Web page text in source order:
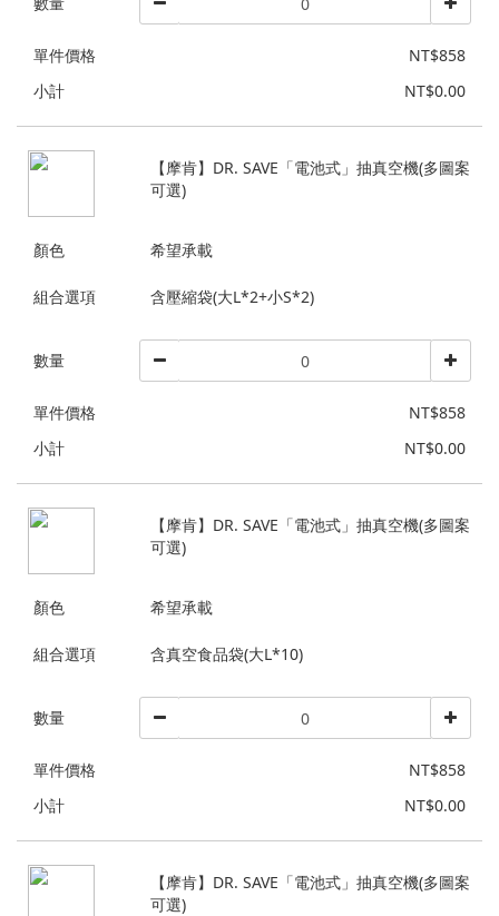
單件價格
NT$858
小計
NT$0.00
【摩肯】DR. SAVE「電池式」抽真空機(多圖案
可選)
顏色 希望承載
組合選項 含壓縮袋(大L*2+小S*2)
數量
單件價格
NT$858
小計
NT$0.00
【摩肯】DR. SAVE「電池式」抽真空機(多圖案
可選)
顏色 希望承載
組合選項 含真空食品袋(大L*10)
數量
單件價格
NT$858
小計
NT$0.00
【摩肯】DR. SAVE「電池式」抽真空機(多圖案
可選)